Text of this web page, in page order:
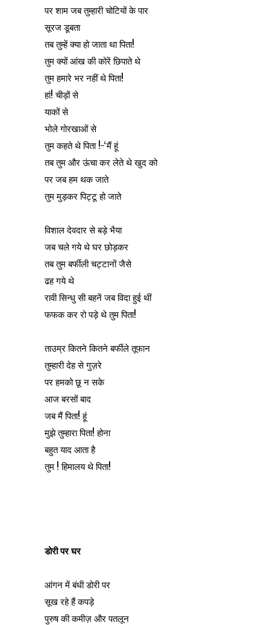
पर शाम जब तुम्हारी चोटियों के पार
सूरज डूबता
तब तुम्हें क्या हो जाता था पिता!
तुम क्यों आंख की कोरें छिपाते थे
तुम हमारे भर नहीं थे पिता!
हां! चीड़ों से
याकों से
भोले गोरखाओं से
तुम कहते थे पिता !-‘मैं हूं
तब तुम और ऊंचा कर लेते थे खुद को
पर जब हम थक जाते
तुम मुड़कर पिट्टू हो जाते
विशाल देवदार से बड़े भैया
जब चले गये थे घर छोड़कर
तब तुम बर्फीली चट्टानों जैसे
ढह गये थे
रावी सिन्धु सी बहनें जब विदा हुई थीं
फफक कर रो पड़े थे तुम पिता!
ताउम्र कितने कितने बर्फीले तूफान
तुम्हारी देह से गुज़रे
पर हमको छू न सके
आज बरसों बाद
जब मैं पिता! हूं
मुझे तुम्हारा पिता! होना
बहुत याद आता है
तुम ! हिमालय थे पिता!
डोरी पर घर
आंगन में बंधी डोरी पर
सूख रहे हैं कपड़े
पुरुष की कमीज़ और पतलून